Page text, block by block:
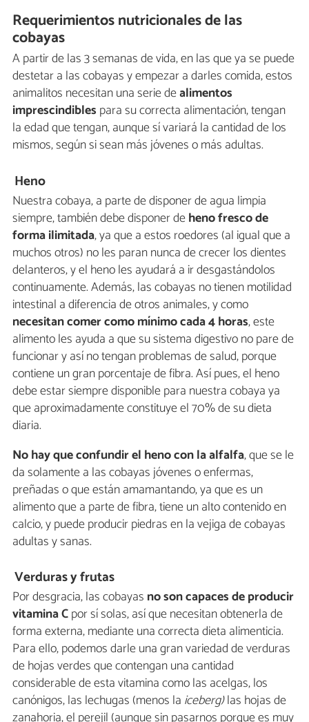
Requerimientos nutricionales de las
cobayas
A partir de las 3 semanas de vida, en las que ya se puede
destetar a las cobayas y empezar a darles comida, estos
animalitos necesitan una serie dealimentos
imprescindibles para su correcta alimentación, tengan
la edad que tengan, aunque sí variará la cantidad de los
mismos, según si sean más jóvenes o más adultas.
Heno
Nuestra cobaya, a parte de disponer de agua limpia
siempre, también debe disponer deheno fresco de
forma ilimitada, ya que a estos roedores (al igual que a
muchos otros) no les paran nunca de crecer los dientes
delanteros, y el heno les ayudará a ir desgastándolos
continuamente. Además, las cobayas no tienen motilidad
intestinal a diferencia de otros animales, y como
necesitan comer como mínimo cada 4 horas, este
alimento les ayuda a que su sistema digestivo no pare de
funcionar y así no tengan problemas de salud, porque
contiene un gran porcentaje de fibra. Así pues, el heno
debe estar siempre disponible para nuestra cobaya ya
que aproximadamente constituye el 70% de su dieta
diaria.
No hay que confundir el heno con la alfalfa, que se le
da solamente a las cobayas jóvenes o enfermas,
preñadas o que están amamantando, ya que es un
alimento que a parte de fibra, tiene un alto contenido en
calcio, y puede producir piedras en la vejiga de cobayas
adultas y sanas.
Verduras y frutas
Por desgracia, las cobayas no son capaces de producir
vitamina Cpor sí solas, así que necesitan obtenerla de
forma externa, mediante una correcta dieta alimenticia.
Para ello, podemos darle una gran variedad de verduras
de hojas verdes que contengan una cantidad
considerable de esta vitamina como las acelgas, los
canónigos, las lechugas (menos la iceberg)las hojas de